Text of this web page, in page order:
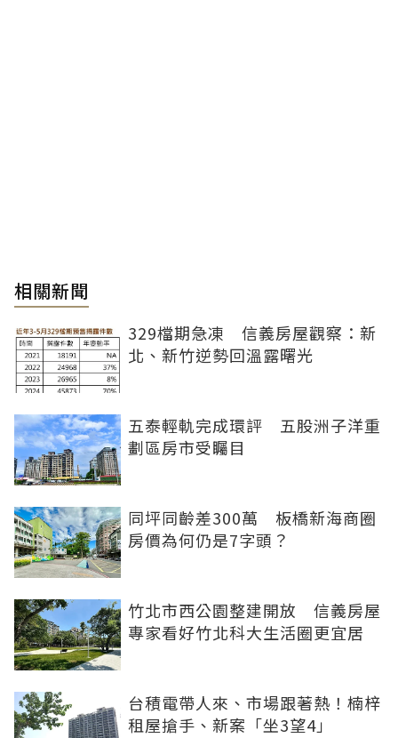
相關新聞
329檔期急凍 信義房屋觀察：新
北、新竹逆勢回溫露曙光
五泰輕軌完成環評 五股洲子洋重
劃區房市受矚目
同坪同齡差300萬 板橋新海商圈
房價為何仍是7字頭？
竹北市西公園整建開放 信義房屋
專家看好竹北科大生活圈更宜居
台積電帶人來、市場跟著熱！楠梓
租屋搶手、新案「坐3望4」